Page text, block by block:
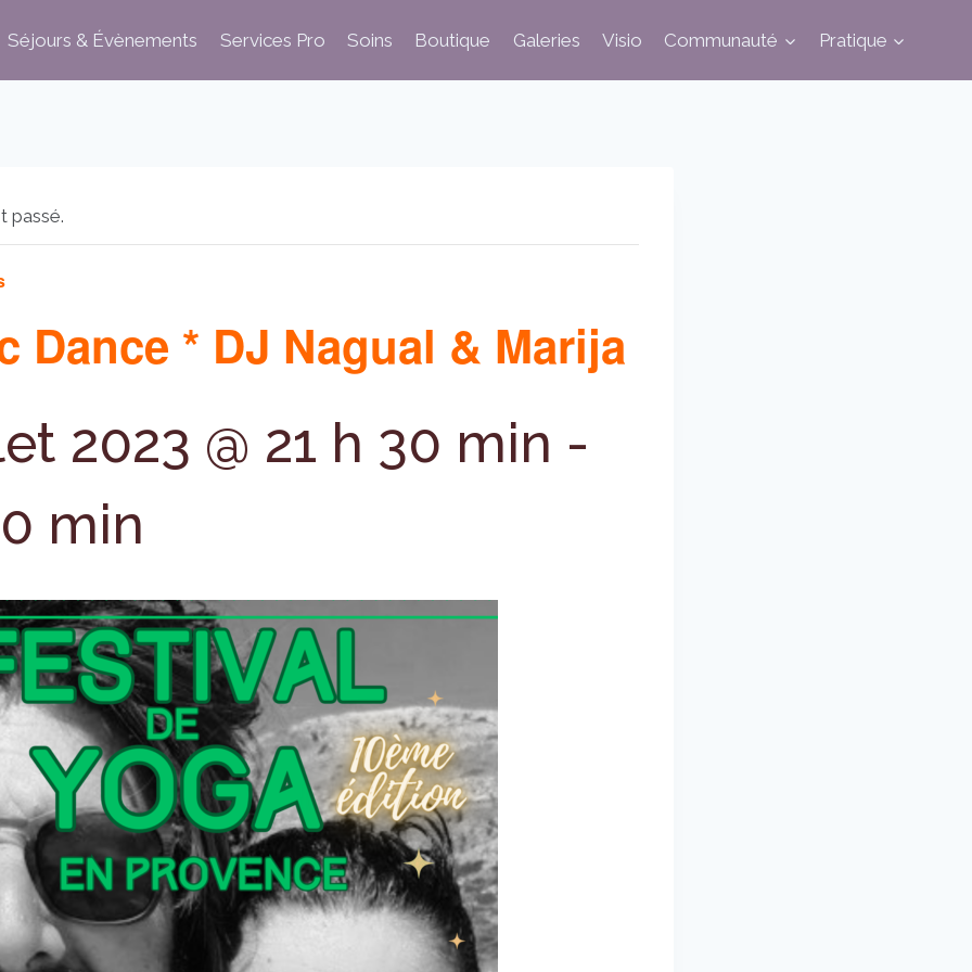
Séjours & Évènements Services Pro Soins Boutique Galeries Visio Communauté Pratique
passé.
Dance * DJ Nagual & Marija
2023 @ 21 h 30 min -
min